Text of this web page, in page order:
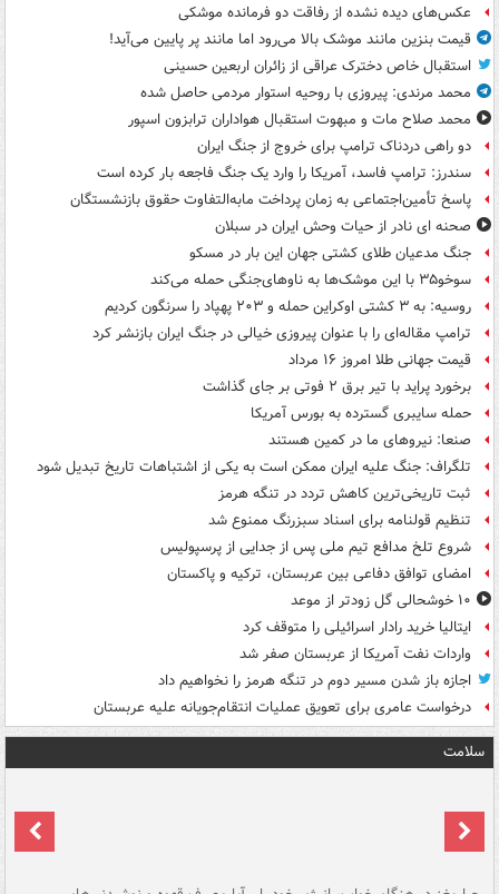
عکس‌های دیده نشده از رفاقت دو فرمانده‌ موشکی
قیمت بنزین مانند موشک بالا می‌رود اما مانند پر پایین می‌آید!
استقبال خاص دخترک عراقی از زائران اربعین حسینی
محمد مرندی: پیروزی با روحیه استوار مردمی حاصل شده
محمد صلاح مات و مبهوت استقبال هواداران ترابزون اسپور
دو راهی دردناک ترامپ برای خروج از جنگ ایران
سندرز: ترامپ فاسد، آمریکا را وارد یک جنگ فاجعه بار کرده است
پاسخ تأمین‌اجتماعی به زمان پرداخت مابه‌التفاوت حقوق بازنشستگان
صحنه ای نادر از حیات وحش ایران در سبلان
جنگ مدعیان طلای کشتی جهان این بار در مسکو
سوخو۳۵ با این موشک‌ها به ناوهای‌جنگی حمله می‌کند
روسیه: به ۳ کشتی اوکراین حمله و ۲۰۳ پهپاد را سرنگون کردیم
ترامپ مقاله‌ای را با عنوان پیروزی خیالی در جنگ ایران بازنشر کرد
قیمت جهانی طلا امروز ۱۶ مرداد
برخورد پراید با تیر برق ۲ فوتی بر جای گذاشت
حمله سایبری گسترده به بورس آمریکا
صنعا: نیروهای ما در کمین‌ هستند
تلگراف: جنگ علیه ایران ممکن است به یکی از اشتباهات تاریخ تبدیل شود
ثبت تاریخی‌ترین کاهش تردد در تنگه هرمز
تنظیم قولنامه برای اسناد سبزرنگ ممنوع شد
شروع تلخ مدافع تیم ملی پس از جدایی از پرسپولیس
امضای توافق دفاعی بین عربستان، ترکیه و پاکستان
۱۰ خوشحالی گل زودتر از موعد
ایتالیا خرید رادار اسرائیلی را متوقف کرد
واردات نفت آمریکا از عربستان صفر شد
اجازه باز شدن مسیر دوم در تنگه هرمز را نخواهیم داد
درخواست عامری برای تعویق عملیات انتقام‌جویانه علیه عربستان
سلامت